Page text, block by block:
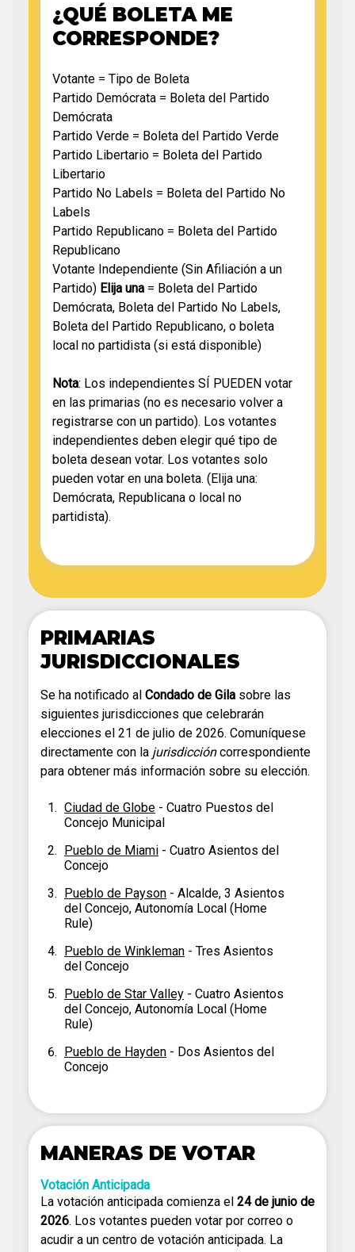
¿QUÉ BOLETA ME
CORRESPONDE?
Votante = Tipo de Boleta
Partido Demócrata = Boleta del Partido
Demócrata
Partido Verde = Boleta del Partido Verde
Partido Libertario = Boleta del Partido
Libertario
Partido No Labels = Boleta del Partido No
Labels
Partido Republicano = Boleta del Partido
Republicano
Votante Independiente (Sin Afiliación a un
Partido) Elija una = Boleta del Partido
Demócrata, Boleta del Partido No Labels,
Boleta del Partido Republicano, o boleta
local no partidista (si está disponible)
Nota: Los independientes SÍ PUEDEN votar
en las primarias (no es necesario volver a
registrarse con un partido). Los votantes
independientes deben elegir qué tipo de
boleta desean votar. Los votantes solo
pueden votar en una boleta. (Elija una:
Demócrata, Republicana o local no
partidista).
PRIMARIAS
JURISDICCIONALES
Se ha notificado al Condado de Gila sobre las
siguientes jurisdicciones que celebrarán
elecciones el 21 de julio de 2026. Comuníquese
directamente con la jurisdiccióncorrespondiente
para obtener más información sobre su elección.
Ciudad de Globe - Cuatro Puestos del
Concejo Municipal
Pueblo de Miami - Cuatro Asientos del
Concejo
Pueblo de Payson - Alcalde, 3 Asientos
del Concejo, Autonomía Local (Home
Rule)
Pueblo de Winkleman - Tres Asientos
del Concejo
Pueblo de Star Valley - Cuatro Asientos
del Concejo, Autonomía Local (Home
Rule)
Pueblo de Hayden - Dos Asientos del
Concejo
MANERAS DE VOTAR
Votación Anticipada
La votación anticipada comienza el 24 de junio de
2026. Los votantes pueden votar por correo o
acudir a un centro de votación anticipada. La